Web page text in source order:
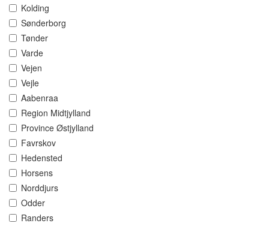
Kolding
Sønderborg
Tønder
Varde
Vejen
Vejle
Aabenraa
Region Midtjylland
Province Østjylland
Favrskov
Hedensted
Horsens
Norddjurs
Odder
Randers